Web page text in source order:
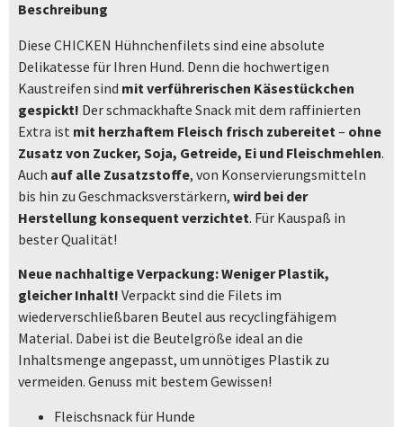
Beschreibung
Diese CHICKEN Hühnchenfilets sind eine absolute
Delikatesse für Ihren Hund. Denn die hochwertigen
Kaustreifen sind mit verführerischen Käsestückchen
gespickt! Der schmackhafte Snack mit dem raffinierten
Extra ist mit herzhaftem Fleisch frisch zubereitet– ohne
Zusatz von Zucker, Soja, Getreide, Ei und Fleischmehlen.
Auch auf alle Zusatzstoffe, von Konservierungsmitteln
bis hin zu Geschmacksverstärkern, wird bei der
Herstellung konsequent verzichtet. Für Kauspaß in
bester Qualität!
Neue nachhaltige Verpackung:Weniger Plastik,
gleicher Inhalt! Verpackt sind die Filets im
wiederverschließbaren Beutel aus recyclingfähigem
Material. Dabei ist die Beutelgröße ideal an die
Inhaltsmenge angepasst, um unnötiges Plastik zu
vermeiden. Genuss mit bestem Gewissen!
Fleischsnack für Hunde